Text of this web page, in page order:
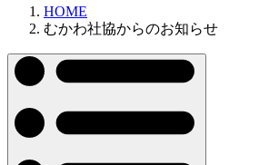
HOME
むかわ社協からのお知らせ